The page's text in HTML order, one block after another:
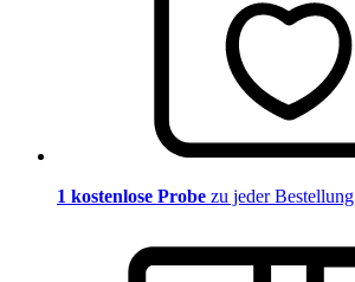
1 kostenlose Probe zu jeder Bestellung